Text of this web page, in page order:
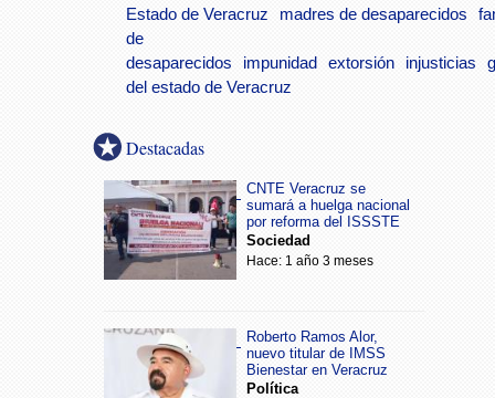
Estado de Veracruz
madres de desaparecidos
de
desaparecidos
impunidad extorsión injusticias
del estado de Veracruz
Destacadas
CNTE Veracruz se
sumará a huelga nacional
por reforma del ISSSTE
Sociedad
Hace: 1 año 3 meses
Roberto Ramos Alor,
nuevo titular de IMSS
Bienestar en Veracruz
Política